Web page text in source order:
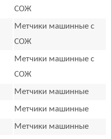
СОЖ
Метчики машинные с
СОЖ
Метчики машинные с
СОЖ
Метчики машинные
Метчики машинные
Метчики машинные